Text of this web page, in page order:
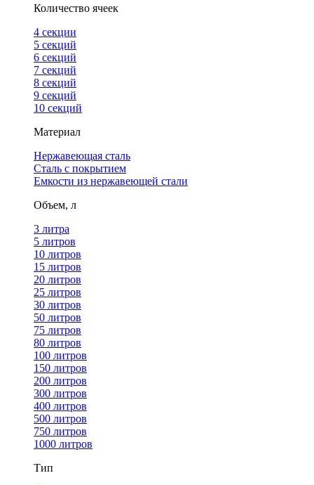
Количество ячеек
4 cекции
5 секций
6 секций
7 секций
8 секций
9 секций
10 секций
Материал
Нержавеющая сталь
Сталь с покрытием
Емкости из нержавеющей стали
Объем, л
3 литра
5 литров
10 литров
15 литров
20 литров
25 литров
30 литров
50 литров
75 литров
80 литров
100 литров
150 литров
200 литров
300 литров
400 литров
500 литров
750 литров
1000 литров
Тип